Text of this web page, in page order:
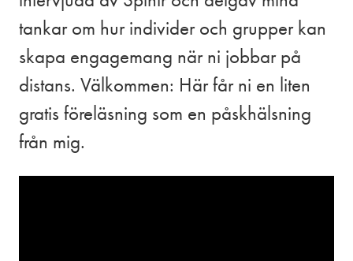
tankar om hur individer och grupper kan
skapa engagemang när ni jobbar på
distans. Välkommen: Här får ni en liten
gratis föreläsning som en påskhälsning
från mig.